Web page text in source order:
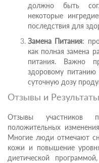
должно быть
некоторые
последствия для
Замена Питания:
как полная замена
питания. Важно
здоровому
суточную дозу
Отзывы и Результаты
Отзывы участников
положительных
Многие люди отмечают
кожи и повышение
диетической